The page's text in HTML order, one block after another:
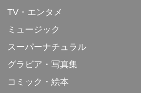
TV・エンタメ
ミュージック
スーパーナチュラル
グラビア・写真集
コミック・絵本